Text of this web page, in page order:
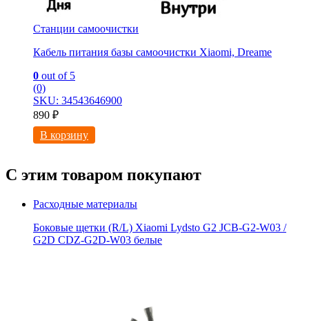
Станции самоочистки
Кабель питания базы самоочистки Xiaomi, Dreame
0 out of 5
(0)
SKU: 34543646900
890 ₽
В корзину
С этим товаром покупают
Расходные материалы
Боковые щетки (R/L) Xiaomi Lydsto G2 JCB-G2-W03 /
G2D CDZ-G2D-W03 белые